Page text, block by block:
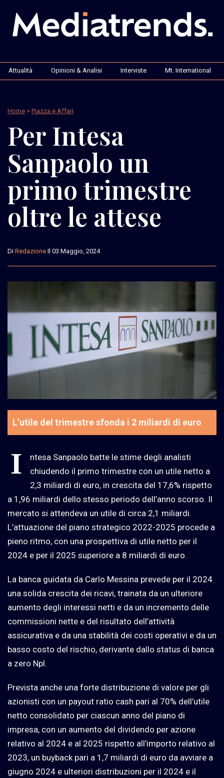
Attualità Opinioni & Analisi Interviste Mt. International
Home > Piazza e Affari
Per Intesa
Sanpaolo un
primo trimestre
oltre le attese
Di Redazione Il 03 Maggio, 2024
L’utile del trimestre sfonda i 2 miliardi di euro
I
ntesa Sanpaolo batte le stime degli analisti
chiudendo il primo trimestre con un utile netto a
2,3 miliardi di euro, in crescita del 17,6% rispetto
a 1,96 miliardi dello stesso periodo dell’anno scorso. Il
mercato si attendeva un utile di circa 2,1 miliardi.
L’attuazione del piano strategico 2022-2025 procede a
pieno ritmo, con una prospettiva di utile netto per il
2024 e per il 2025 superiore a 8 miliardi di euro.
La banca guidata da Carlo Messina prevede per il 2024
una solida crescita dei ricavi, trainata da un ulteriore
aumento degli interessi netti e da un incremento delle
commissioni nette e del risultato dell’attività
assicurativa e da una stabilità dei costi operativi e da un
basso costo del rischio, derivante dallo status di banca
a zero Npl.
Prevista anche una forte distribuzione di valore per gli
azionisti con un payout ratio cash pari al 70% dell’utile
netto consolidato per ciascun anno del piano di
impresa, con un aumento del dividendo per azione
relativo al 2024 e al 2025 rispetto all’importo relativo al
2023, un buyback pari a 1,7 miliardi di euro da avviare a
giugno 2024 e ulteriori distribuzioni per il 2024 e il